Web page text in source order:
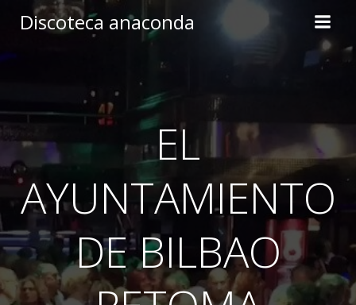
to
Discoteca anaconda
EL
AYUNTAMIENTO
DE BILBAO